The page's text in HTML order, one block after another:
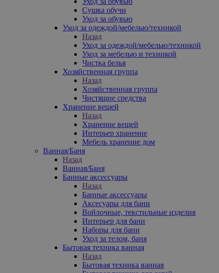
Сушка обучи
Уход за обувью
Уход за одеждой/мебелью/техникой
Назад
Уход за одеждой/мебелью/техникой
Уход за мебелью и техникой
Чистка белья
Хозяйственная группа
Назад
Хозяйственная группа
Чистящие средства
Хранение вещей
Назад
Хранение вещей
Интерьер хранение
Мебель хранение дом
Ванная/Баня
Назад
Ванная/Баня
Банные аксессуары
Назад
Банные аксессуары
Аксесуары для бани
Войлочные, текстильные изделия
Интерьер для бани
Наборы для бани
Уход за телом, баня
Бытовая техника ванная
Назад
Бытовая техника ванная